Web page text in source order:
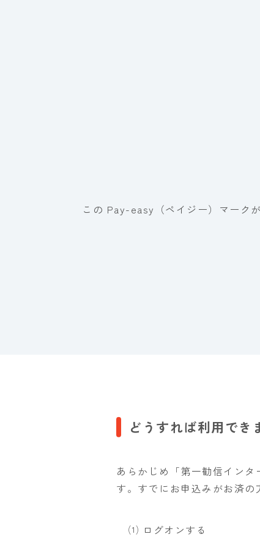
この Pay-easy（ペイジー）マーク
どうすれば利用でき
あらかじめ「第一勧信イン
す。すでにお申込みがお済の
⑴ ログオンする